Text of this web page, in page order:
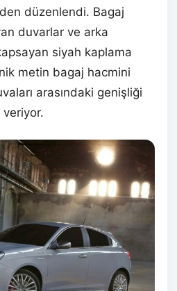
düzenlendi. Bagaj
duvarlar ve arka
siyah kaplama
metin bagaj hacmini
arasındaki genişliği